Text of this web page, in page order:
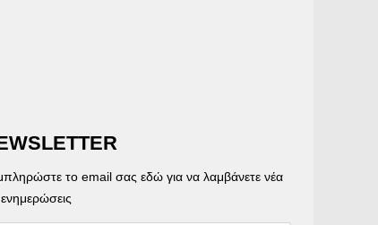
το email σας εδώ για να λαμβάνετε νέα
ενημερώσεις